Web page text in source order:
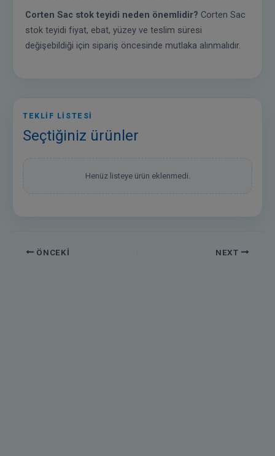
Corten Sac stok teyidi neden önemlidir? Corten Sac
stok teyidi fiyat, ebat, yüzey ve teslim süresi
değişebildiği için sipariş öncesinde mutlaka alınmalıdır.
TEKLİF LİSTESİ
Seçtiğiniz ürünler
Henüz listeye ürün eklenmedi.
ÖNCEKI NEXT